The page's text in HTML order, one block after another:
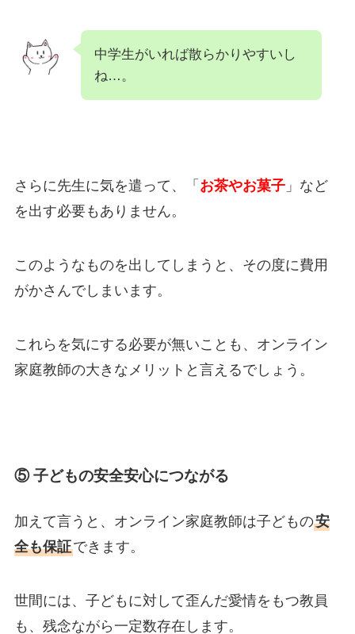
中学生がいれば散らかりやすいし
ね…。
さらに先生に気を遣って、「 お茶やお菓子」など
を出す必要もありません。
このようなものを出してしまうと、その度に費用
がかさんでしまいます。
これらを気にする必要が無いことも、オンライン
家庭教師の大きなメリットと言えるでしょう。
⑤ 子どもの安全安心につながる
加えて言うと、オンライン家庭教師は子どもの安
全も保証できます。
世間には、子どもに対して歪んだ愛情をもつ教員
も、残念ながら一定数存在します。